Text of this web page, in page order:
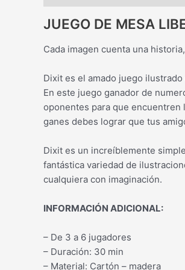
JUEGO DE MESA
Cada imagen cuenta una
Dixit es el amado juego
En este juego ganador de
oponentes para que encuentren
ganes debes lograr que tus
Dixit es un increíblemente
fantástica variedad de
cualquiera con imaginación.
INFORMACIÓN ADICIONAL:
– De 3 a 6 jugadores
– Duración: 30 min
– Material: Cartón – madera